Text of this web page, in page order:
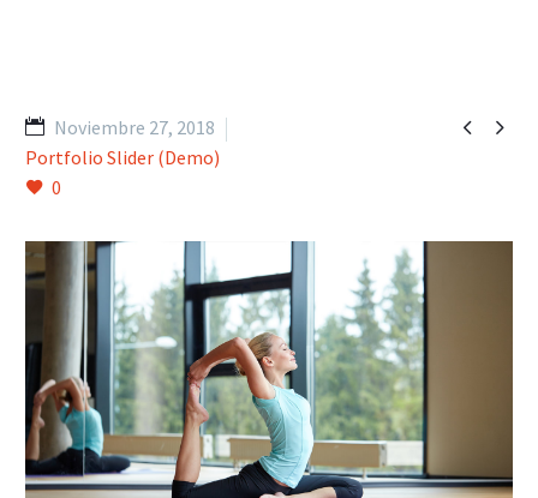
 
Noviembre 27, 2018
Portfolio Slider (Demo)
0